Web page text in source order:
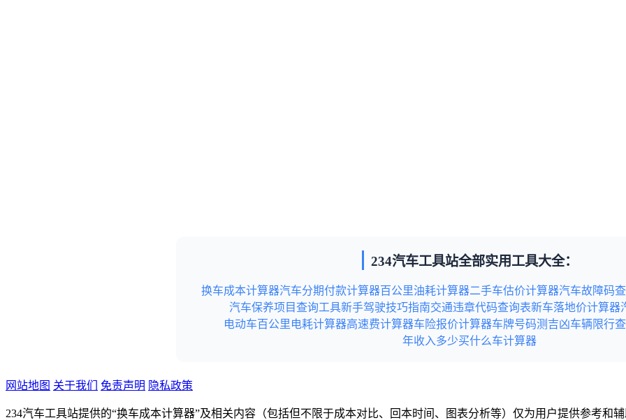
234汽车工具站全部实用工具大全：
换车成本计算器汽车分期付款计算器百公里油耗计算器二手车估价计算器汽车故障码
汽车保养项目查询工具新手驾驶技巧指南交通违章代码查询表新车落地价计算器
电动车百公里电耗计算器高速费计算器车险报价计算器车牌号码测吉凶车辆限行
年收入多少买什么车计算器
网站地图 关于我们 免责声明 隐私政策
234汽车工具站提供的“换车成本计算器”及相关内容（包括但不限于成本对比、回本时间、图表分析等）仅为用户提供参考和